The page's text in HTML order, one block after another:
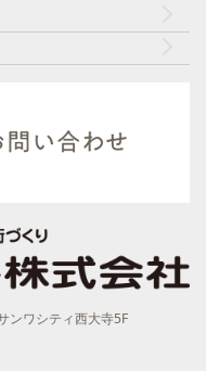
ンワシティ西大寺5F